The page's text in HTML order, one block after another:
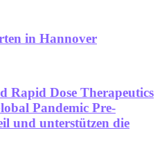
in Hannover
Rapid Dose Therapeutics
Pandemic Pre-
und unterstützen die